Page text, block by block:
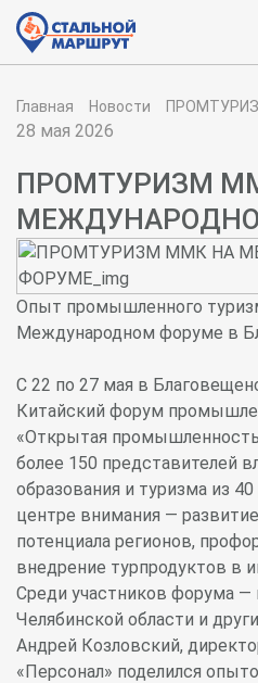
Главная Новости
28 мая 2026
ПРОМТУРИЗМ
Опыт промышленного
Международном форуме в
С 22 по 27 мая в
Китайский форум
«Открытая
более 150 представителей
образования и туризма из
центре внимания —
потенциала регионов,
внедрение турпродуктов в
Среди участников форума
Челябинской области и
Андрей Козловский,
«Персонал» поделился